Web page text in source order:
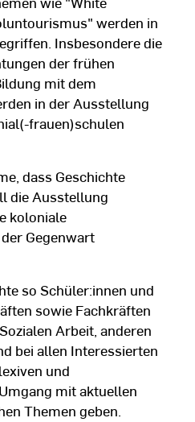
werden in
Insbesondere die
der frühen
mit dem
in der Ausstellung
frauen)schulen
dass Geschichte
die Ausstellung
koloniale
Gegenwart
so Schüler:innen und
sowie Fachkräften
Arbeit, anderen
bei allen Interessierten
und
mit aktuellen
Themen geben.